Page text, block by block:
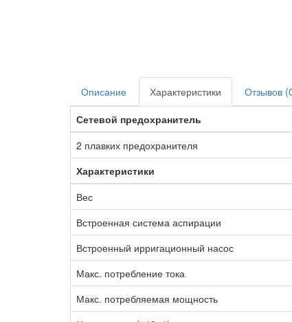
Описание
Характеристики
Отзывов
Сетевой предохранитель
2 плавких предохранителя
Характеристики
Вес
Встроенная система аспирации
Встроенный ирригационный насос
Макс. потребление тока
Макс. потребляемая мощность